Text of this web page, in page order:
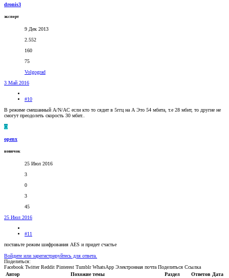
dronis3
эксперт
9 Дек 2013
2.552
160
75
Volgograd
3 Май 2016
#10
В режиме смешанный A/N/AC если кто то сядит в 5ггц на А Это 54 мбита, т.е 28 мбит, то другие не
смогут преодолеть скорость 30 мбит..
O
openx
новичок
25 Июл 2016
3
0
3
45
25 Июл 2016
#11
поставьте режим шифрования AES и придет счастье
Войдите или зарегистрируйтесь для ответа.
Поделиться:
Facebook Twitter Reddit Pinterest Tumblr WhatsApp Электронная почта Поделиться Ссылка
Автор
Похожие темы Раздел Ответов Дата